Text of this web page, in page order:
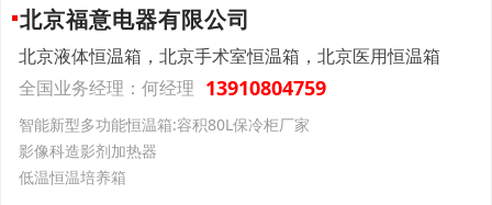
北京福意电器有限公司
北京液体恒温箱，北京手术室恒温箱，北京医用恒温箱
全国业务经理：何经理 13910804759
智能新型多功能恒温箱:容积80L保冷柜厂家
影像科造影剂加热器
低温恒温培养箱